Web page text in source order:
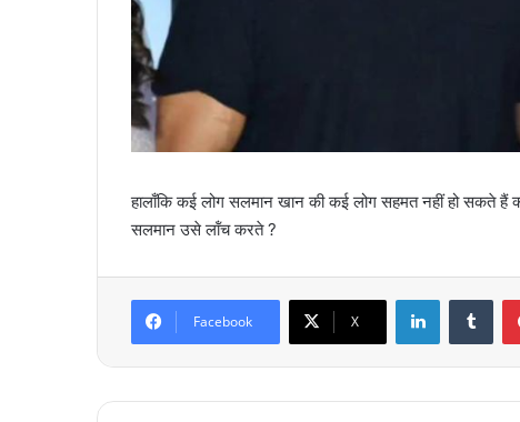
हालाँकि कई लोग सलमान खान की कई लोग सहमत नहीं हो सकते हैं
सलमान उसे लॉंच करते ?
Facebook X